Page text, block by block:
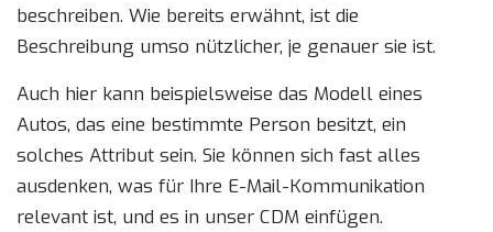
beschreiben. Wie bereits erwähnt, ist die
Beschreibung umso nützlicher, je genauer sie ist.
Auch hier kann beispielsweise das Modell eines
Autos, das eine bestimmte Person besitzt, ein
solches Attribut sein. Sie können sich fast alles
ausdenken, was für Ihre E-Mail-Kommunikation
relevant ist, und es in unser CDM einfügen.